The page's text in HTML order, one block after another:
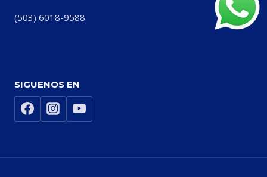
(503) 6018-9588
SIGUENOS EN